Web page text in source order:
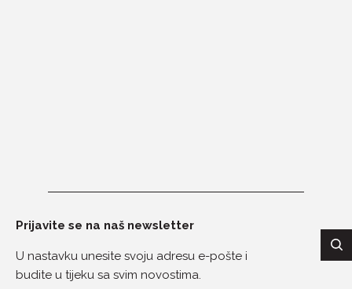
Prijavite se na naš newsletter
U nastavku unesite svoju adresu e-pošte i
budite u tijeku sa svim novostima.